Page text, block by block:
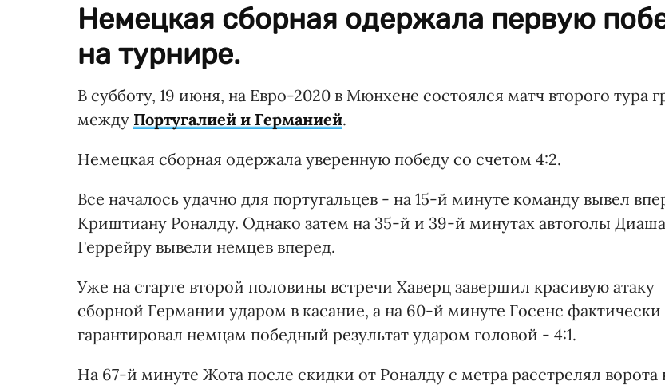
Немецкая сборная одержала первую
на турнире.
В субботу, 19 июня, на Евро-2020 в Мюнхене состоялся матч второго тура
между Португалией и Германией.
Немецкая сборная одержала уверенную победу со счетом 4:2.
Все началось удачно для португальцев - на 15-й минуте команду вывел
Криштиану Роналду. Однако затем на 35-й и 39-й минутах автоголы
Геррейру вывели немцев вперед.
Уже на старте второй половины встречи Хаверц завершил красивую атаку
сборной Германии ударом в касание, а на 60-й минуте Госенс фактически
гарантировал немцам победный результат ударом головой - 4:1.
На 67-й минуте Жота после скидки от Роналду с метра расстрелял ворота